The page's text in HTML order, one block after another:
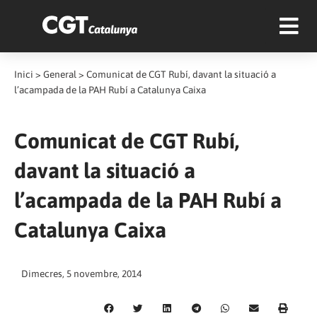
Inici > General > Comunicat de CGT Rubí, davant la situació a
l’acampada de la PAH Rubí a Catalunya Caixa
Comunicat de CGT Rubí,
davant la situació a
l’acampada de la PAH Rubí a
Catalunya Caixa
Dimecres, 5 novembre, 2014